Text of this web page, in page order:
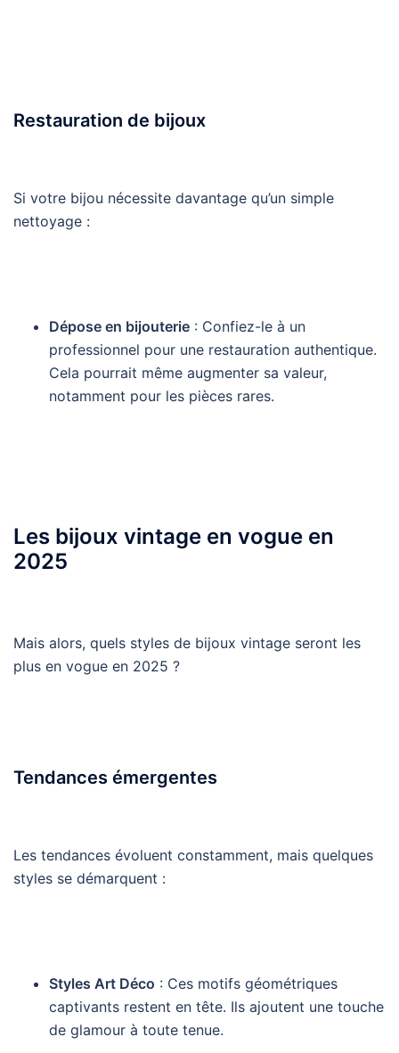
Restauration de bijoux
Si votre bijou nécessite davantage qu’un simple
nettoyage :
Dépose en bijouterie : Confiez-le à un
professionnel pour une restauration authentique.
Cela pourrait même augmenter sa valeur,
notamment pour les pièces rares.
Les bijoux vintage en vogue en
2025
Mais alors, quels styles de bijoux vintage seront les
plus en vogue en 2025 ?
Tendances émergentes
Les tendances évoluent constamment, mais quelques
styles se démarquent :
Styles Art Déco : Ces motifs géométriques
captivants restent en tête. Ils ajoutent une touche
de glamour à toute tenue.